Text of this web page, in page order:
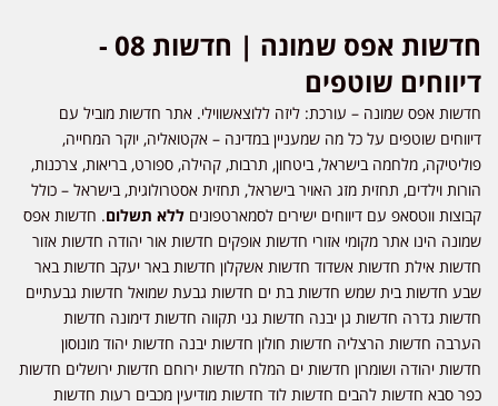
חדשות אפס שמונה | חדשות 08 -
דיווחים שוטפים
חדשות אפס שמונה – עורכת: ליזה ללוצאשווילי. אתר חדשות מוביל עם
דיווחים שוטפים על כל מה שמעניין במדינה – אקטואליה, יוקר המחייה,
פוליטיקה, מלחמה בישראל, ביטחון, תרבות, קהילה, ספורט, בריאות, צרכנות,
הורות וילדים, תחזית מזג האויר בישראל, תחזית אסטרולוגית, בישראל – כולל
קבוצות ווטסאפ עם דיווחים ישירים לסמארטפונים ללא תשלום. חדשות אפס
שמונה הינו אתר מקומי אזורי חדשות אופקים חדשות אור יהודה חדשות אזור
חדשות אילת חדשות אשדוד חדשות אשקלון חדשות באר יעקב חדשות באר
שבע חדשות בית שמש חדשות בת ים חדשות גבעת שמואל חדשות גבעתיים
חדשות גדרה חדשות גן יבנה חדשות גני תקווה חדשות דימונה חדשות
הערבה חדשות הרצליה חדשות חולון חדשות יבנה חדשות יהוד מונוסון
חדשות יהודה ושומרון חדשות ים המלח חדשות ירוחם חדשות ירושלים חדשות
כפר סבא חדשות להבים חדשות לוד חדשות מודיעין מכבים רעות חדשות